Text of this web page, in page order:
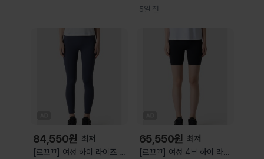
5일 전
84,550원 최저
[르꼬끄] 여성 하이 라이즈 레
65,550원 최저
[르꼬끄] 여성 4부 하이 라이